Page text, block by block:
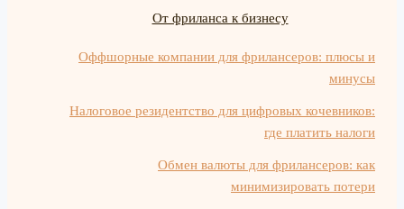
От фриланса к бизнесу
Оффшорные компании для фрилансеров: плюсы и
минусы
Налоговое резидентство для цифровых кочевников:
где платить налоги
Обмен валюты для фрилансеров: как
минимизировать потери